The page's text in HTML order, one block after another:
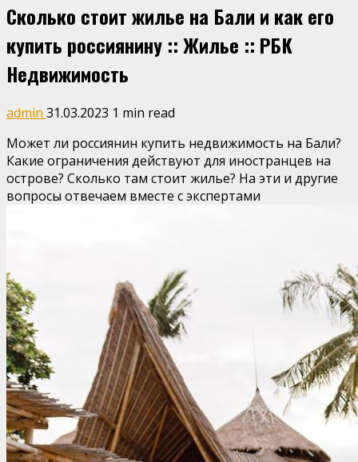
Сколько стоит жилье на Бали и как его
купить россиянину :: Жилье :: РБК
Недвижимость
admin 31.03.2023 1 min read
Может ли россиянин купить недвижимость на Бали?
Какие ограничения действуют для иностранцев на
острове? Сколько там стоит жилье? На эти и другие
вопросы отвечаем вместе с экспертами